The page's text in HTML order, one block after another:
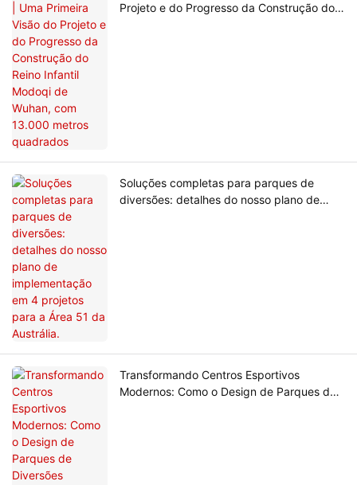
Projeto e do Progresso da Construção do
Soluções completas para parques de
diversões: detalhes do nosso plano de
Transformando Centros Esportivos
Modernos: Como o Design de Parques de